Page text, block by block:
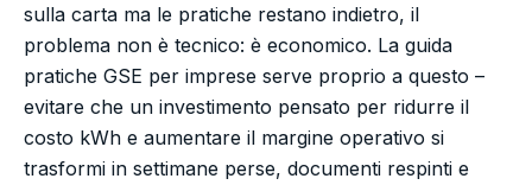
sulla carta ma le pratiche restano indietro, il
problema non è tecnico: è economico. La guida
pratiche GSE per imprese serve proprio a questo –
evitare che un investimento pensato per ridurre il
costo kWh e aumentare il margine operativo si
trasformi in settimane perse, documenti respinti e